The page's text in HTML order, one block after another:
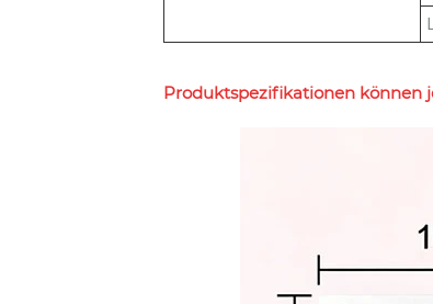
Produktspezifikationen können